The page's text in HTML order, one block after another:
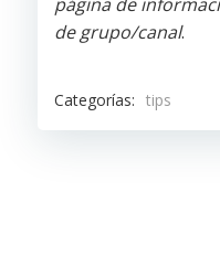
de grupo/canal.
Categorías: tips